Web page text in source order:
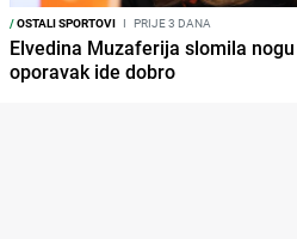
/OSTALI SPORTOVI I PRIJE 3 DANA
Elvedina Muzaferija slomila
oporavak ide dobro